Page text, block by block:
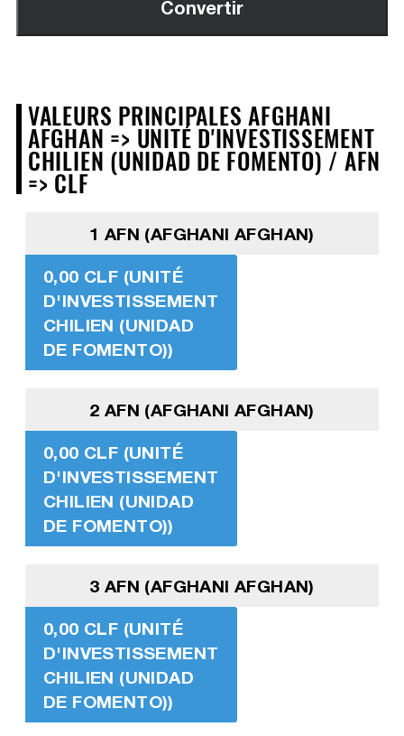
VALEURS PRINCIPALES AFGHANI
AFGHAN => UNITÉ D'INVESTISSEMENT
CHILIEN (UNIDAD DE FOMENTO) / AFN
=> CLF
1 AFN (AFGHANI AFGHAN)
0,00 CLF (UNITÉ
D'INVESTISSEMENT
CHILIEN (UNIDAD
DE FOMENTO))
2 AFN (AFGHANI AFGHAN)
0,00 CLF (UNITÉ
D'INVESTISSEMENT
CHILIEN (UNIDAD
DE FOMENTO))
3 AFN (AFGHANI AFGHAN)
0,00 CLF (UNITÉ
D'INVESTISSEMENT
CHILIEN (UNIDAD
DE FOMENTO))